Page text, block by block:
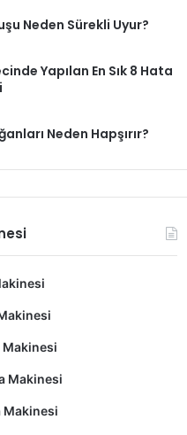
Neden Sürekli Uyur?
Yapılan En Sık 8 Hata
Neden Hapşırır?
Makinesi
Makinesi
Makinesi